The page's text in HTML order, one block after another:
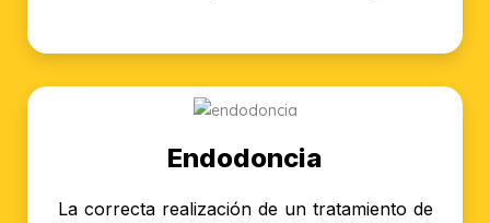
Endodoncia
La correcta realización de un tratamiento de